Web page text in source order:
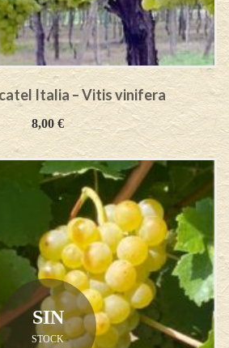
Italia – Vitis vinifera
8,00€
SIN
STOCK